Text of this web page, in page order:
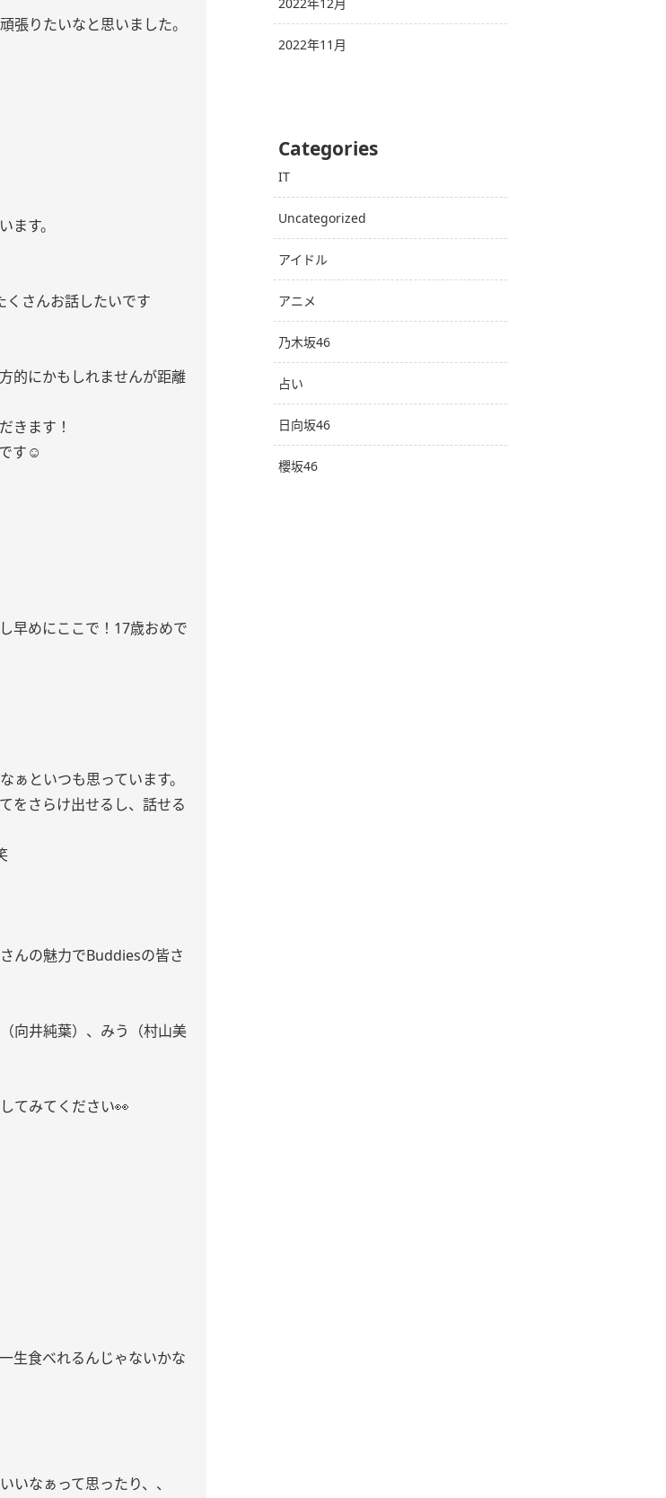
張りたいなと思いました。
す。
くさんお話したいです
的にかもしれませんが距離
きます！
す☺︎
早めにここで！17歳おめで
といつも思っています。
をさらけ出せるし、話せる
んの魅力でBuddiesの皆さ
向井純葉）、みう（村山美
てみてください👀
生食べれるんじゃないかな
なぁって思ったり、、
2022年11月
Categories
IT
Uncategorized
アイドル
アニメ
乃木坂46
占い
日向坂46
櫻坂46